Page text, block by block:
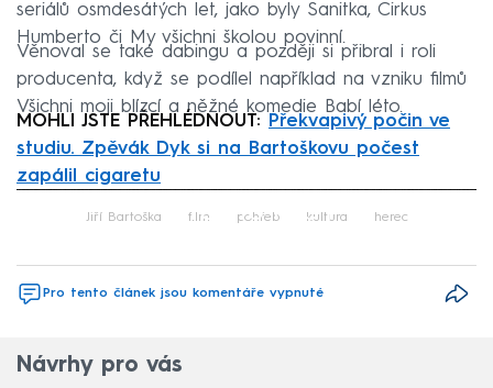
seriálů osmdesátých let, jako byly Sanitka, Cirkus
Humberto či My všichni školou povinní.
Věnoval se také dabingu a později si přibral i roli
producenta, když se podílel například na vzniku filmů
Všichni moji blízcí a něžné komedie Babí léto.
MOHLI JSTE PŘEHLÉDNOUT: Překvapivý počin ve
studiu. Zpěvák Dyk si na Bartoškovu počest
zapálil cigaretu
Failed to fetch
Jiří Bartoška film pohřeb kultura herec
Pro tento článek jsou komentáře vypnuté
Návrhy pro vás